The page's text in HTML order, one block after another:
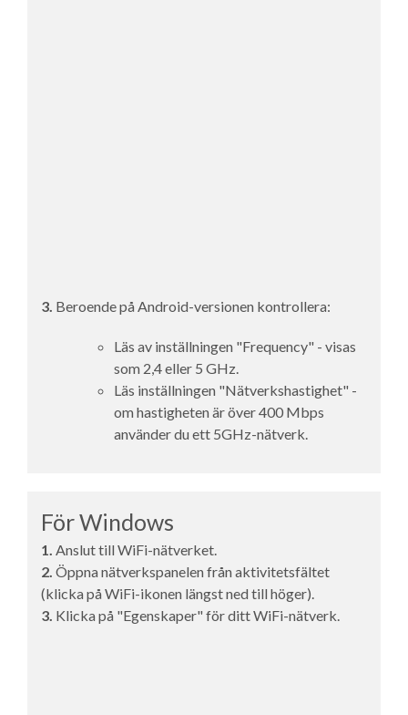
3. Beroende på Android-versionen kontrollera:
Läs av inställningen "Frequency" - visas
som 2,4 eller 5 GHz.
Läs inställningen "Nätverkshastighet" -
om hastigheten är över 400 Mbps
använder du ett 5GHz-nätverk.
För Windows
1. Anslut till WiFi-nätverket.
2. Öppna nätverkspanelen från aktivitetsfältet
(klicka på WiFi-ikonen längst ned till höger).
3. Klicka på "Egenskaper" för ditt WiFi-nätverk.